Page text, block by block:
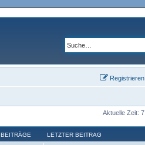
Registrieren
Aktuelle Zeit:
BEITRÄGE LETZTER BEITRAG